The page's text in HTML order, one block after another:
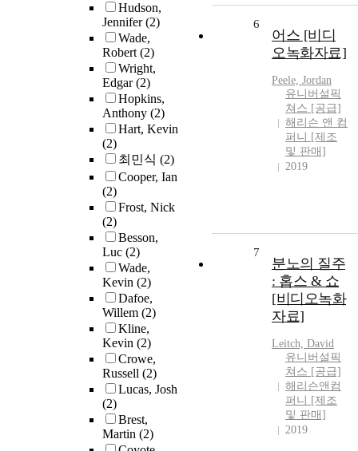
Hudson,
Jennifer(2)
Wade,
Robert(2)
Wright,
Edgar(2)
Hopkins,
Anthony (2)
Hart, Kevin
(2)
최민식 (2)
Cooper, Ian
(2)
Frost, Nick
(2)
Besson,
Luc (2)
Wade,
Kevin (2)
Dafoe,
Willem (2)
Kline,
Kevin (2)
Crowe,
Russell (2)
Lucas, Josh
(2)
Brest,
Martin (2)
6
어스 [비디
오녹화자료]
Peele, Jordan
유니버설픽
쳐스 [공급]
해리슨 앤 컴
퍼니 [제조
및 판매]
2019
7
분노의 질주
: 홉스 & 쇼
[비디오녹화
자료]
Leitch, David
유니버설픽
쳐스 [공급]
해리슨앤컴
퍼니 [제조
및 판매]
2019